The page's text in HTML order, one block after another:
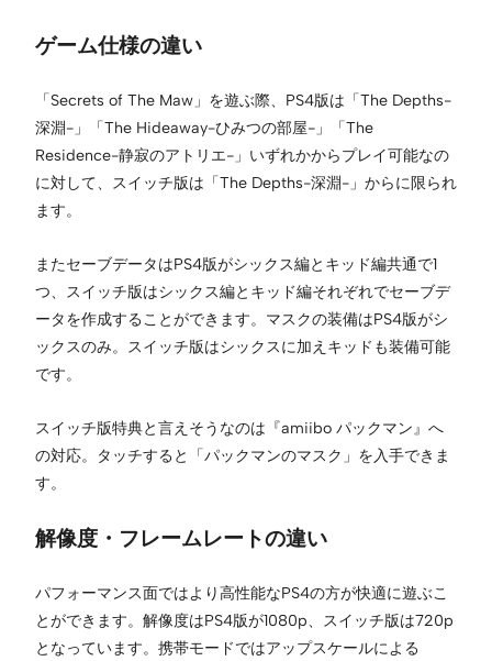
ゲーム仕様の違い
「Secrets of The Maw」を遊ぶ際、PS4版は「The Depths-
深淵-」「The Hideaway-ひみつの部屋-」「The
Residence-静寂のアトリエ-」いずれかからプレイ可能なの
に対して、スイッチ版は「The Depths-深淵-」からに限られ
ます。
またセーブデータはPS4版がシックス編とキッド編共通で1
つ、スイッチ版はシックス編とキッド編それぞれでセーブデ
ータを作成することができます。マスクの装備はPS4版がシ
ックスのみ。スイッチ版はシックスに加えキッドも装備可能
です。
スイッチ版特典と言えそうなのは『amiibo パックマン』へ
の対応。タッチすると「パックマンのマスク」を入手できま
す。
解像度・フレームレートの違い
パフォーマンス面ではより高性能なPS4の方が快適に遊ぶこ
とができます。解像度はPS4版が1080p、スイッチ版は720p
となっています。携帯モードではアップスケールによる